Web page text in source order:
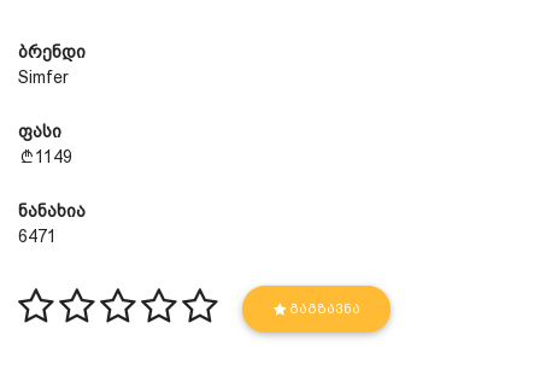
ბრენდი
Simfer
ფასი
1149
ნანახია
6471
ᲒᲐᲒᲖᲐᲕᲜᲐ